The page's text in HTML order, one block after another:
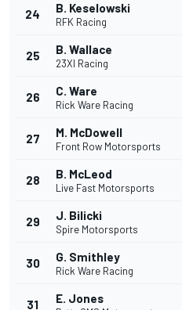
24 B. Keselowski
RFK Racing
25 B. Wallace
23XI Racing
26 C. Ware
Rick Ware Racing
27 M. McDowell
Front Row Motorsports
28 B. McLeod
Live Fast Motorsports
29 J. Bilicki
Spire Motorsports
30 G. Smithley
Rick Ware Racing
31 E. Jones